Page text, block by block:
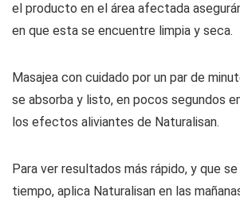
el producto en el área afectada
en que esta se encuentre limpia y seca.
Masajea con cuidado por un par de
se absorba y listo, en pocos segundos
los efectos aliviantes de Naturalisan.
Para ver resultados más rápido, y que
tiempo, aplica Naturalisan en las